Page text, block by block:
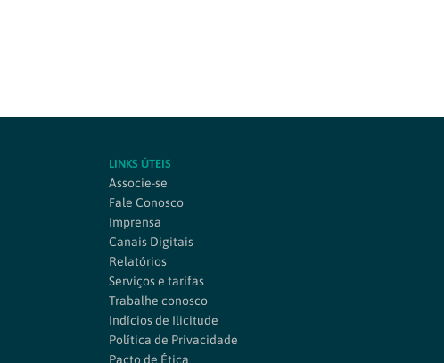
LINKS ÚTEIS
Associe-se
Fale Conosco
Imprensa
Canais Digitais
Relatórios
Serviços e tarifas
Trabalhe conosco
Indícios de Ilicitude
Política de Privacidade
Pacto de Ética